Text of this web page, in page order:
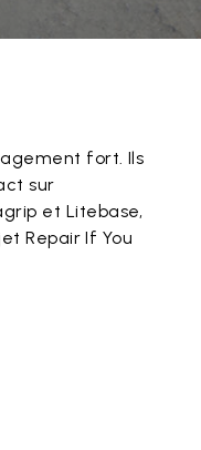
fort. Ils
sur
et Litebase,
Repair If You